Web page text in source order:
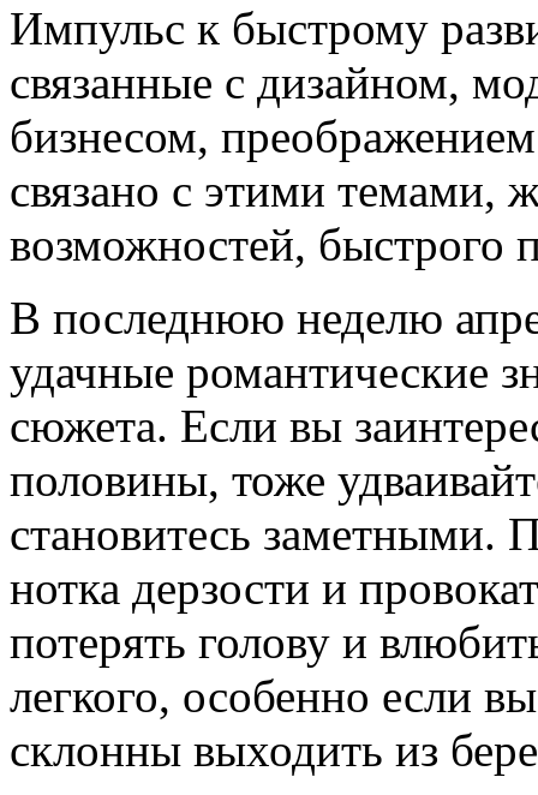
Импульс к быстрому
связанные с дизайном,
бизнесом,
связано с этими темами,
возможностей, быстрого
В последнюю неделю
удачные романтические
сюжета. Если вы
половины, тоже
становитесь заметными.
нотка дерзости и
потерять голову и
легкого, особенно если
склонны выходить из